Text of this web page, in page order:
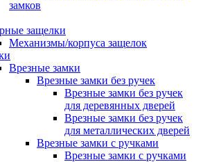
замков
защелки
Механизмы/корпуса защелок
Врезные замки
Врезные замки без ручек
Врезные замки без ручек
для деревянных дверей
Врезные замки без ручек
для металлических дверей
Врезные замки с ручками
Врезные замки с ручками